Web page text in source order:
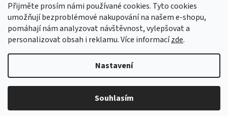
Přijměte prosím námi používané cookies. Tytocookies
umožňujíbezproblémové nakupování na našem e-shopu,
pomáhají námanalyzovat návštěvnost,vylepšovat a
personalizovatobsah i reklamu.Více informacízde.
Nastavení
Souhlasím
Diskuze
Vytvořil Shoptet
Nástroje COMAGRAV
vyhrazena.Upravit nastavení cookies